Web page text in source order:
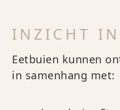
INZICHT IN
Eetbuien kunnen
in samenhang met: